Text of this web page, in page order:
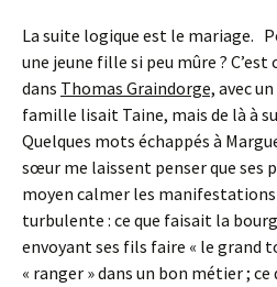
La suite logique est le mariage.
une jeune fille si peu mûre ? C’est
dans Thomas Graindorge, avec
famille lisait Taine, mais de là à
Quelques mots échappés à
sœur me laissent penser que ses
moyen calmer les manifestations
turbulente : ce que faisait la
envoyant ses fils faire « le grand
« ranger » dans un bon métier ; ce